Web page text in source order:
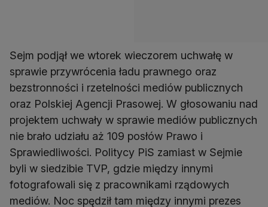
Sejm podjął we wtorek wieczorem uchwałę w
sprawie przywrócenia ładu prawnego oraz
bezstronności i rzetelności mediów publicznych
oraz Polskiej Agencji Prasowej. W głosowaniu nad
projektem uchwały w sprawie mediów publicznych
nie brało udziału aż 109 posłów Prawo i
Sprawiedliwości. Politycy PiS zamiast w Sejmie
byli w siedzibie TVP, gdzie między innymi
fotografowali się z pracownikami rządowych
mediów. Noc spędził tam między innymi prezes